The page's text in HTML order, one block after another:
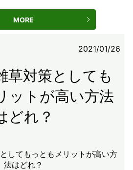
MORE
2021/01/26
草対策としても
ットが高い方法
どれ？